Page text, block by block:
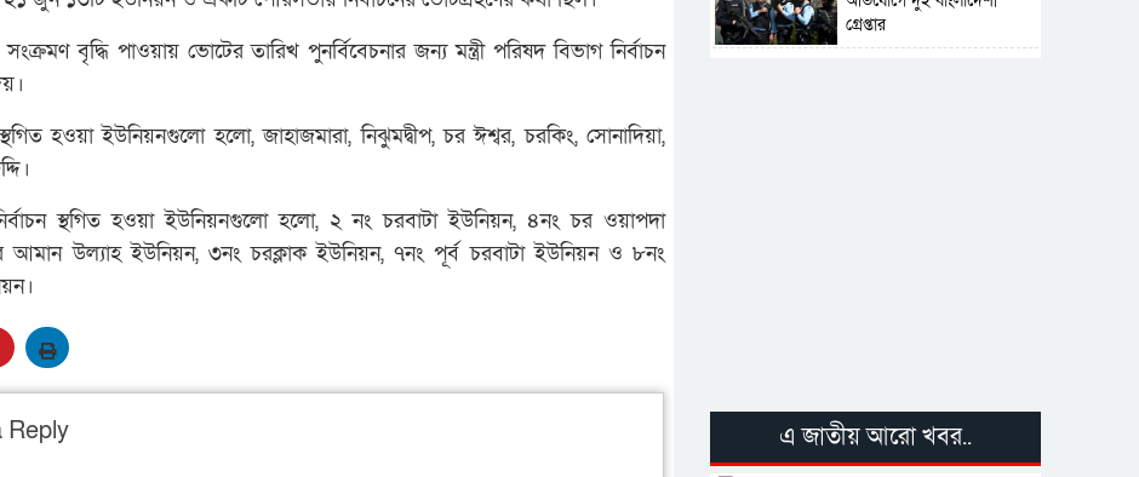
বৃদ্ধি পাওয়ায় ভোটের তারিখ পুনর্বিবেচনার জন্য মন্ত্রী পরিষদ বিভাগ নির্বাচন
স্থগিত হওয়া ইউনিয়নগুলো হলো, জাহাজমারা, নিঝুমদ্বীপ, চর ঈশ্বর, চরকিং, সোনাদিয়া,
স্থগিত হওয়া ইউনিয়নগুলো হলো, ২ নং চরবাটা ইউনিয়ন, ৪নং চর ওয়াপদা
উল্যাহ ইউনিয়ন, ৩নং চরক্লাক ইউনিয়ন, ৭নং পূর্ব চরবাটা ইউনিয়ন ও ৮নং
Reply
গ্রেপ্তার
এ জাতীয় আরো খবর..